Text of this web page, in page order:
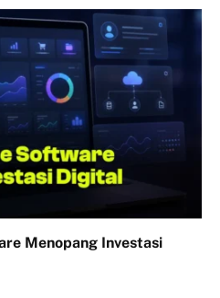
Menopang Investasi